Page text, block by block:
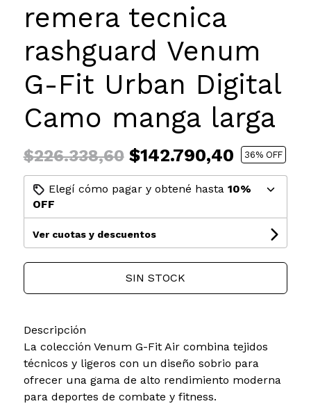
remera tecnica
rashguard Venum
G-Fit Urban Digital
Camo manga larga
$226.338,60$142.790,40 36% OFF
Elegí cómo pagar y obtené hasta 10%
OFF
Ver cuotas y descuentos
SIN STOCK
Descripción
La colección Venum G-Fit Air combina tejidos
técnicos y ligeros con un diseño sobrio para
ofrecer una gama de alto rendimiento moderna
para deportes de combate y fitness.